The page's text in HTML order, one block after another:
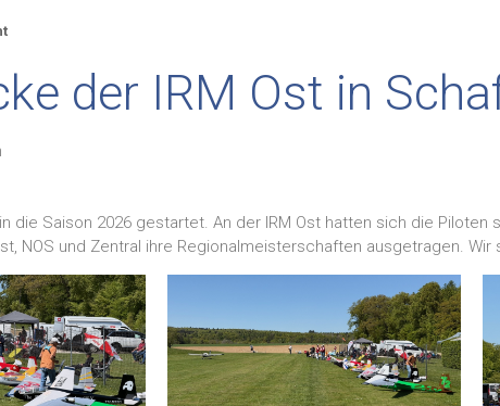
der IRM Ost in
die Saison 2026 gestartet. An der IRM Ost hatten sich die
NOS und Zentral ihre Regionalmeisterschaften ausgetragen. Wir